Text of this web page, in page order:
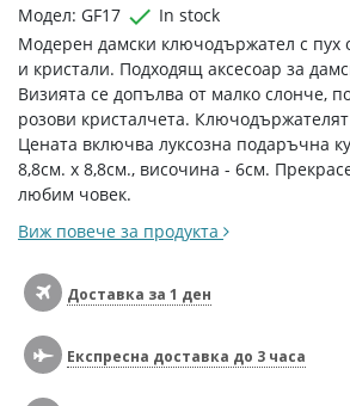
Модел: GF17  In stock
Модерен дамски ключодържател с пух
и кристали. Подходящ аксесоар за
Визията се допълва от малко слонче,
розови кристалчета.
Цената включва луксозна подаръчна
8,8см. х 8,8см., височина - 6см.
любим човек.
Виж повече за продукта
Доставка за 1 ден
Експресна доставка до 3 часа